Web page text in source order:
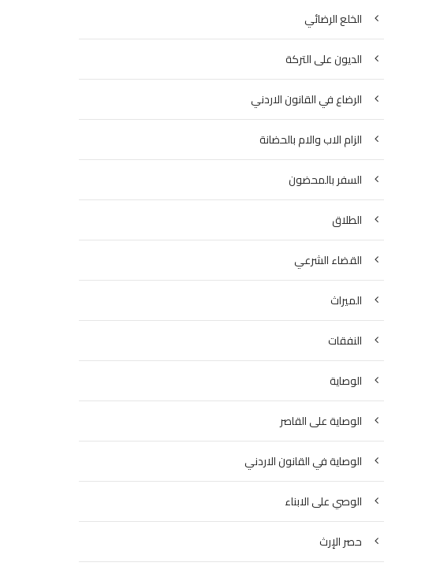
الخلع الرضائي
الديون على التركة
الرضاع في القانون الاردني
الزام الاب والام بالحضانة
السفر بالمحضون
الطلاق
القضاء الشرعي
الميراث
النفقات
الوصاية
الوصاية على القاصر
الوصاية في القانون الاردني
الوصي على الابناء
حصر الإرث